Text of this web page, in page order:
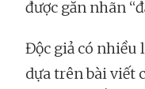
được gắn nhãn
Độc giả có nhiều
dựa trên bài viết